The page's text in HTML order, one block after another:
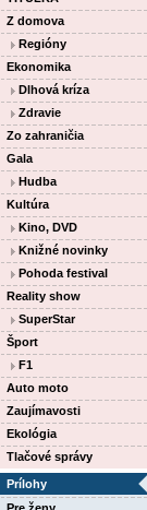
Z domova
Regióny
Ekonomika
Dlhová kríza
Zdravie
Zo zahraničia
Gala
Hudba
Kultúra
Kino, DVD
Knižné novinky
Pohoda festival
Reality show
SuperStar
Šport
F1
Auto moto
Zaujímavosti
Ekológia
Tlačové správy
Prílohy